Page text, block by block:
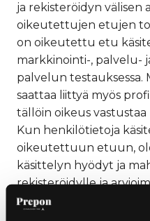
ja rekisteröidyn välisen
oikeutettujen etujen
on oikeutettu etu
markkinointi-, palvelu-
palvelun
saattaa liittyä myös
tällöin oikeus
Kun henkilötietoja
oikeutettuun etuun,
käsittelyn hyödyt ja
rekisteröidylle ja
oikeudet ja edut eivät
Annamme pyynnöstä